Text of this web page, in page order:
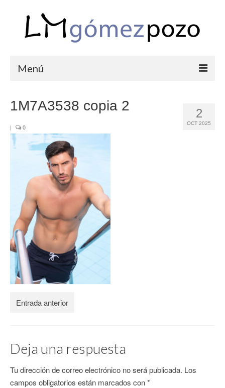
Menú
COMUNIONES
CORPORATIVAS
SEMANA SANTA
BLOG
SOBRE LM
CONTACTO
2
OCT 2025
1M7A3538 copia 2
| 0
Entrada anterior
Deja una respuesta
Tu dirección de correo electrónico no será publicada. Los
campos obligatorios están marcados con*